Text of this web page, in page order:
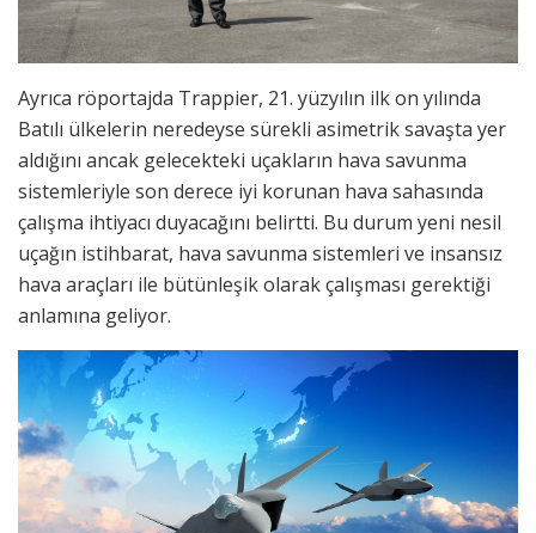
Ayrıca röportajda Trappier, 21. yüzyılın ilk on yılında
Batılı ülkelerin neredeyse sürekli asimetrik savaşta yer
aldığını ancak gelecekteki uçakların hava savunma
sistemleriyle son derece iyi korunan hava sahasında
çalışma ihtiyacı duyacağını belirtti. Bu durum yeni nesil
uçağın istihbarat, hava savunma sistemleri ve insansız
hava araçları ile bütünleşik olarak çalışması gerektiği
anlamına geliyor.